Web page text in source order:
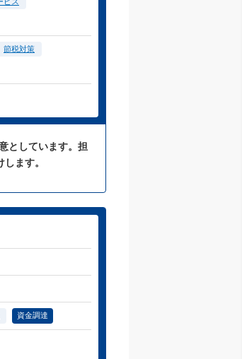
節税対策
としています。担
ます。
資金調達